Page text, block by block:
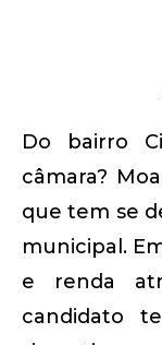
Do bairro
câmara?
que tem se
municipal.
e renda
candidato